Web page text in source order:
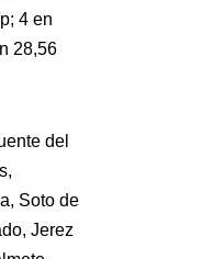
4 en
28,56
del
Soto de
Jerez